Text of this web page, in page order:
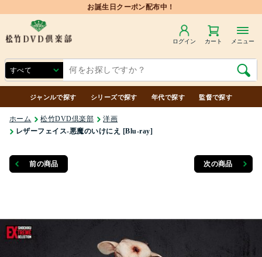
ログイン カート メニュー
ジャンルで探す シリーズで探す 年代で探す 監督で探す
ホーム 松竹DVD倶楽部
洋画
レザーフェイス‐悪魔のいけにえ [Blu-ray]
前の商品 次の商品